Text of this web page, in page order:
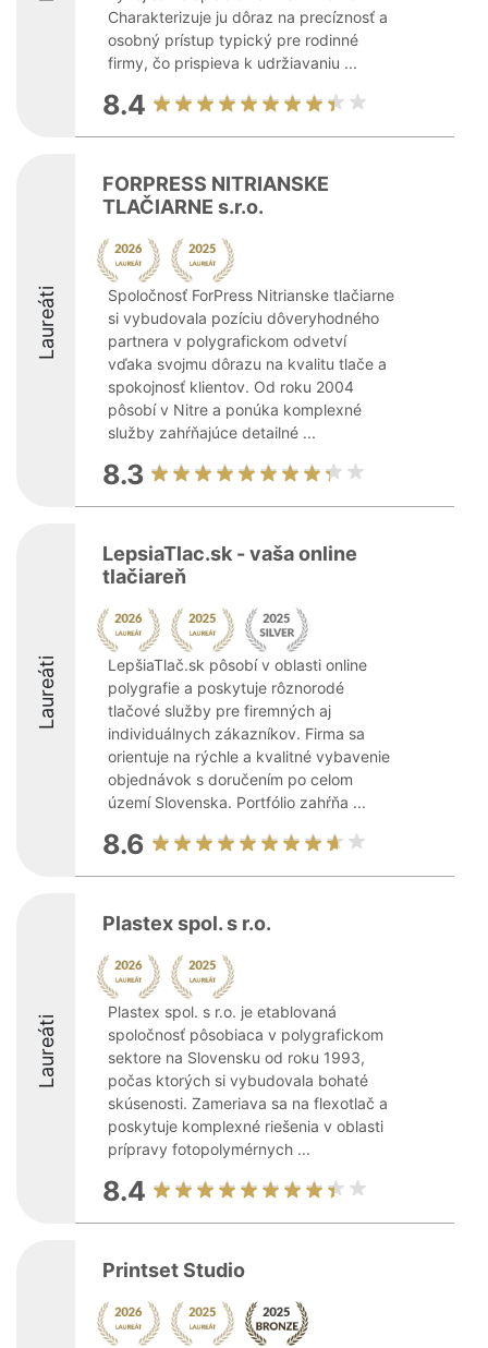
Charakterizuje ju dôraz na precíznosť a
osobný prístup typický pre rodinné
firmy, čo prispieva k udržiavaniu ...
8.4
Laureáti
FORPRESS NITRIANSKE
TLAČIARNE s.r.o.
Spoločnosť ForPress Nitrianske tlačiarne
si vybudovala pozíciu dôveryhodného
partnera v polygrafickom odvetví
vďaka svojmu dôrazu na kvalitu tlače a
spokojnosť klientov. Od roku 2004
pôsobí v Nitre a ponúka komplexné
služby zahŕňajúce detailné ...
8.3
Laureáti
LepsiaTlac.sk - vaša online
tlačiareň
LepšiaTlač.sk pôsobí v oblasti online
polygrafie a poskytuje rôznorodé
tlačové služby pre firemných aj
individuálnych zákazníkov. Firma sa
orientuje na rýchle a kvalitné vybavenie
objednávok s doručením po celom
území Slovenska. Portfólio zahŕňa ...
8.6
Laureáti
Plastex spol. s r.o.
Plastex spol. s r.o. je etablovaná
spoločnosť pôsobiaca v polygrafickom
sektore na Slovensku od roku 1993,
počas ktorých si vybudovala bohaté
skúsenosti. Zameriava sa na flexotlač a
poskytuje komplexné riešenia v oblasti
prípravy fotopolymérnych ...
8.4
Printset Studio